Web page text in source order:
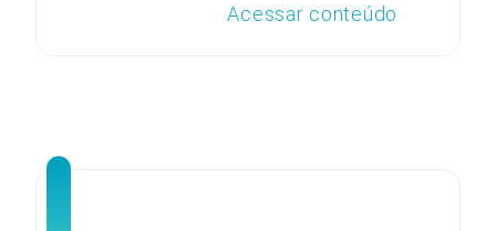
Acessar conteúdo